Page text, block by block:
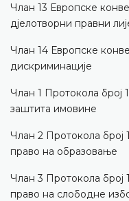
Члан 13 Европске
дјелотворни правни
Члан 14 Европске
дискриминације
Члан 1 Протокола број
заштита имовине
Члан 2 Протокола број
право на образовање
Члан 3 Протокола број
право на слободне